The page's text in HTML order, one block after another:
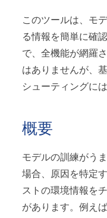
このツールは、モ
る情報を簡単に確
で、全機能が網羅
はありませんが、
シューティングに
概要
モデルの訓練がう
場合、原因を特定
ストの環境情報を
があります。例え